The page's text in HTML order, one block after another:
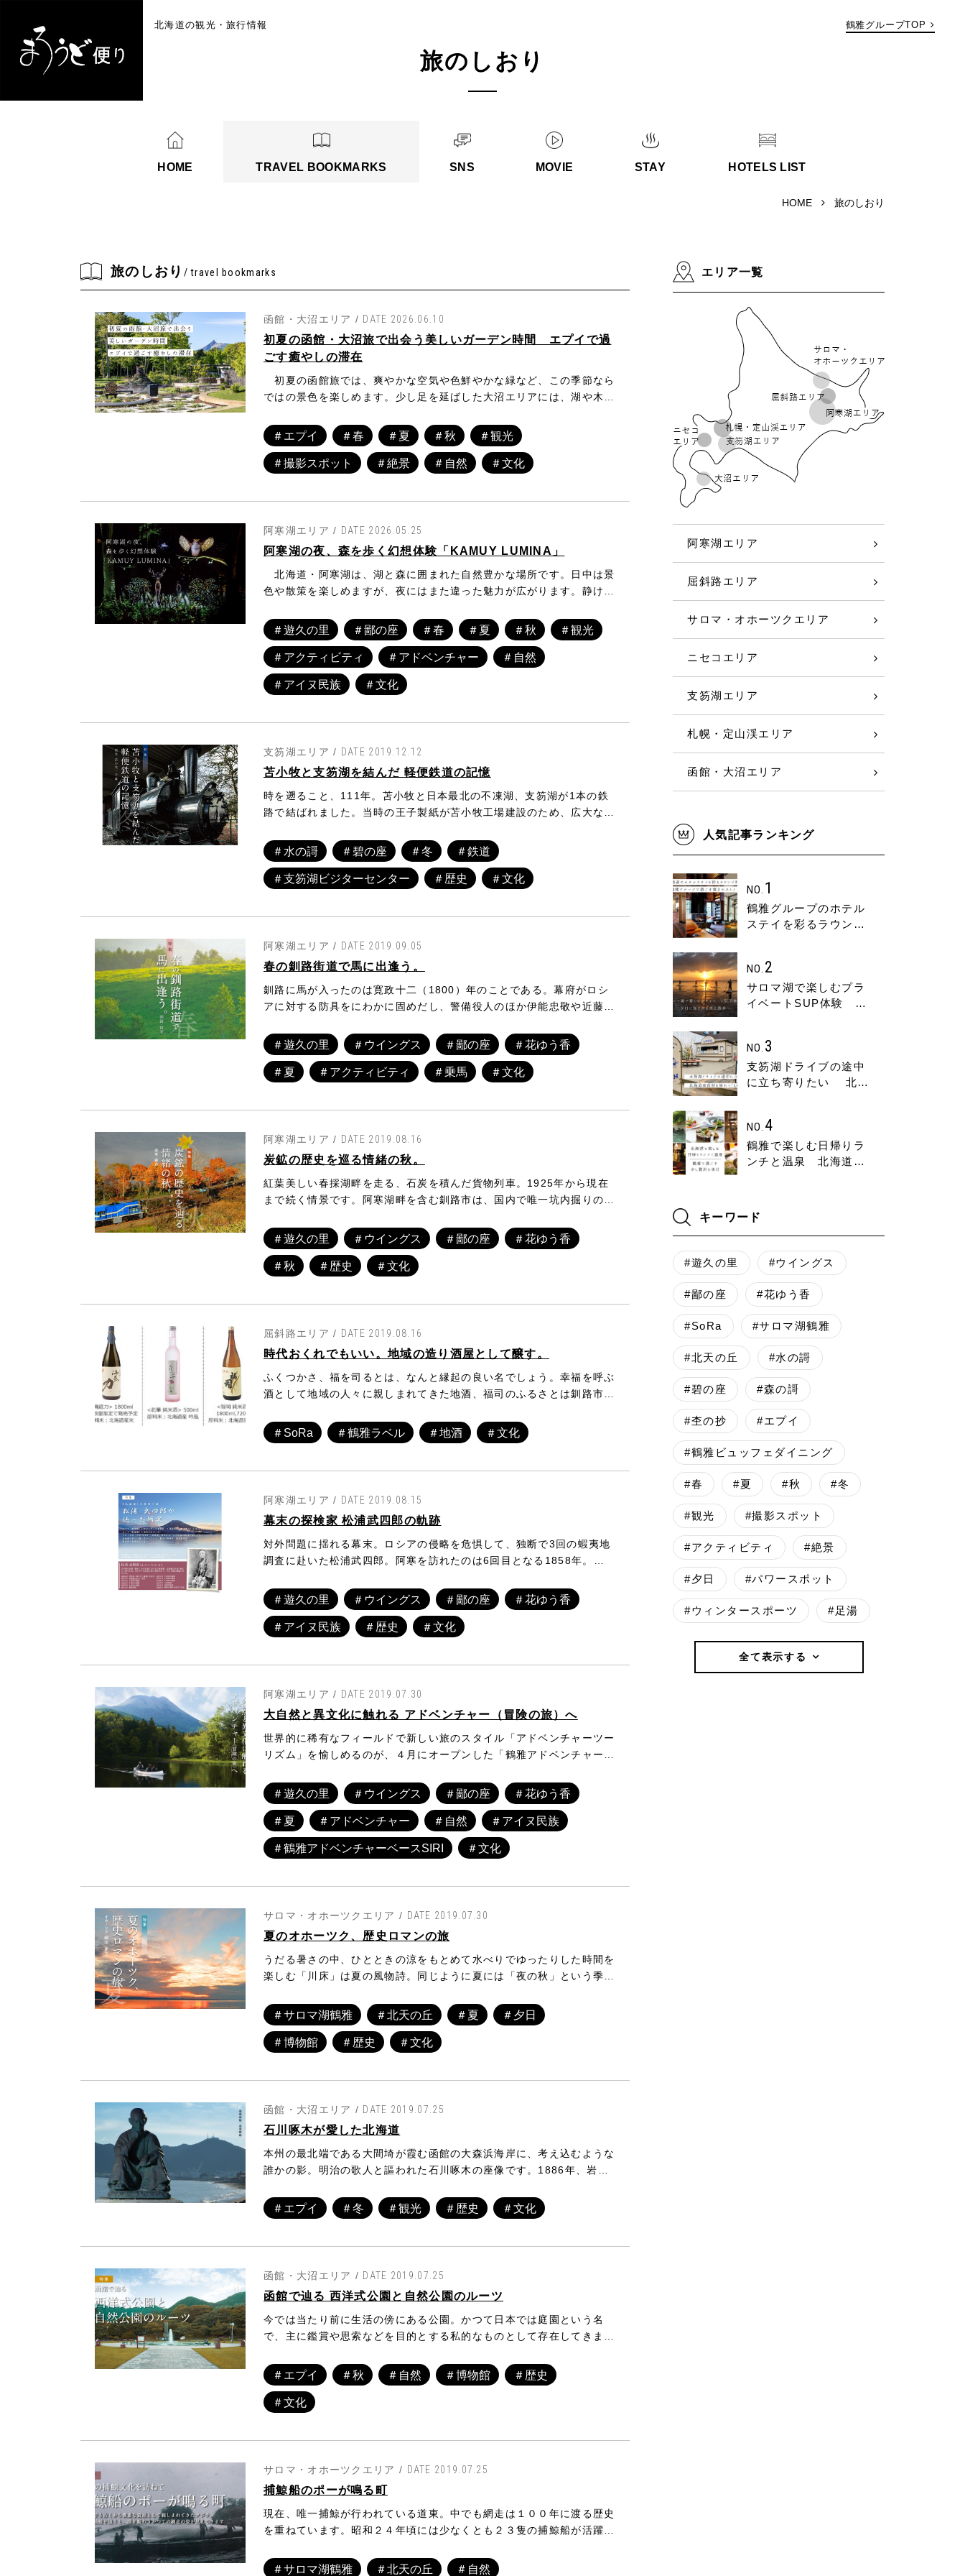
北海道の観光・旅行情報
旅のしおり
HOME TRAVEL BOOKMARKS SNS MOVIE STAY HOTELS LIST
鶴雅グループTOP
HOME 旅のしおり
エリア一覧
阿寒湖エリア
屈斜路エリア
サロマ・オホーツクエリア
ニセコエリア
支笏湖エリア
札幌・定山渓エリア
函館・大沼エリア
人気記事ランキング
NO. 1
鶴雅グループのホテル
ステイを彩るラウンジ
NO. 2
サロマ湖で楽しむプラ
イベートSUP体験 夕
NO. 3
支笏湖ドライブの途中
に立ち寄りたい 北海
「LOCH」
NO. 4
鶴雅で楽しむ日帰りラ
ンチと温泉 北海道で
キーワード
#遊久の里 #ウイングス
#鄙の座 #花ゆう香
#SoRa #サロマ湖鶴雅
#北天の丘 #水の謌
#碧の座 #森の謌
#杢の抄 #エプイ
#鶴雅ビュッフェダイニング
#春 #夏 #秋 #冬
#観光 #撮影スポット
#アクティビティ #絶景
#夕日 #パワースポット
#ウィンタースポーツ #足湯
全て表示する
旅のしおり / travel bookmarks
函館・大沼エリア / DATE 2026.06.10
初夏の函館・大沼旅で出会う美しいガーデン時間 エプイで過
ごす癒やしの滞在
初夏の函館旅では、爽やかな空気や色鮮やかな緑など、この季節なら
ではの景色を楽しめます。少し足を延ばした大沼エリアには、湖や木々
りとした時間が流れています。 そんな大沼の自然を身近に感じながら
滞在できるのが、「函館大沼 鶴雅リゾート エプイ」。季節の花々が彩
るガーデンを散策したり、自然を眺めながら思い思いの時間を過ごした
＃エプイ ＃春 ＃夏 ＃秋 ＃観光
＃撮影スポット ＃絶景 ＃自然 ＃文化
阿寒湖エリア / DATE 2026.05.25
阿寒湖の夜、森を歩く幻想体験「KAMUY LUMINA」
北海道・阿寒湖は、湖と森に囲まれた自然豊かな場所です。日中は景
色や散策を楽しめますが、夜にはまた違った魅力が広がります。静けさ
イトウォーク「KAMUY LUMINA（カムイルミナ）」です。
＃遊久の里 ＃鄙の座 ＃春 ＃夏 ＃秋 ＃観光
＃アクティビティ ＃アドベンチャー ＃自然
＃アイヌ民族 ＃文化
支笏湖エリア / DATE 2019.12.12
苫小牧と支笏湖を結んだ 軽便鉄道の記憶
時を遡ること、111年。苫小牧と日本最北の不凍湖、支笏湖が1本の鉄
路で結ばれました。当時の王子製紙が苫小牧工場建設のため、広大な原
まで北海道の製紙産業を陰で支え、1951(昭和26)年8月にその役目を
終えましたが、鉄路の跡はサイクリーングロードとなり、 機関車や支
笏湖の鉄橋は産業遺産に認定されています。人々の遠い記憶の中に眠る
＃水の謌 ＃碧の座 ＃冬 ＃鉄道
＃支笏湖ビジターセンター ＃歴史 ＃文化
阿寒湖エリア / DATE 2019.09.05
春の釧路街道で馬に出逢う。
釧路に馬が入ったのは寛政十二（1800）年のことである。幕府がロシ
アに対する防具をにわかに固めだし、警備役人のほか伊能忠敬や近藤重
きた馬が、蒙古馬を起源とする南部馬であったようだ。そして冬の間、
蝦夷地に放置されて寒さに適応していった元南部馬が、道産子（北海道
和種馬）の先祖ではないかと言われている。今年3月、道東自動車道が
強靭なDNAを感じるはずだ。名馬ゆかりの地、釧路市大楽毛の「神馬
事記念館」へは、阿寒ICからのアクセスが便利です。
＃遊久の里 ＃ウイングス ＃鄙の座 ＃花ゆう香
＃夏 ＃アクティビティ ＃乗馬 ＃文化
阿寒湖エリア / DATE 2019.08.16
炭鉱の歴史を巡る情緒の秋。
紅葉美しい春採湖畔を走る、石炭を積んだ貨物列車。1925年から現在
まで続く情景です。阿寒湖畔を含む釧路市は、国内で唯一坑内掘りの炭
多くの炭鉱が栄えており、阿寒町にあった雄別炭鉱もそのひとつ。国立
公園の指定を受けて温泉地として発展してきたこの阿寒には、炭鉱の姿
もあったのです。石炭は基幹産業として釧路地域発展の礎を築き、今も
＃遊久の里 ＃ウイングス ＃鄙の座 ＃花ゆう香
＃秋 ＃歴史 ＃文化
屈斜路エリア / DATE 2019.08.16
時代おくれでもいい。地域の造り酒屋として醸す。
ふくつかさ、福を司るとは、なんと縁起の良い名でしょう。幸福を呼ぶ
酒として地域の人々に親しまれてきた地酒、福司のふるさとは釧路市。
りされています。
＃SoRa ＃鶴雅ラベル ＃地酒 ＃文化
阿寒湖エリア / DATE 2019.08.15
幕末の探検家 松浦武四郎の軌跡
対外問題に揺れる幕末。ロシアの侵略を危惧して、独断で3回の蝦夷地
調査に赴いた松浦武四郎。阿寒を訪れたのは6回目となる1858年。幕
は「阿寒誌」「摩周誌」など8冊に記したものが箱館奉行に提出され、
のちに要点をまとめた紀行文「久摺日誌」として広く発行されました。
久摺日誌の中で武四郎は地理に詳しいアイヌを頼りに徒歩や舟で、釧路
持ち主だったのですね」と、北海道博物館で武四郎の研究をしている三
浦学芸員。久摺日誌で山中は常にけもの道で、時には草の根にしがみつ
った武四郎の感想は「果てしなく肥えた良い土地であり、決して不毛の
地ではない」と言わしめるほど。旅の中で書き残した風景には「続く山
流れている」など詩的な表現で記されている場所も多く、知るはずの阿
寒を見知らぬ異国のように感じさせます。また武四郎は阿寒湖畔の温泉
も旅の合間に楽しんでいます。日誌では「高さ30ｍ以上ある亀の甲羅
に似た赤い石から温泉が湧き、渓流の冷たい水と合わさって湯加減がぴ
ったり。3年分の疲れも消え失せるように思われる」とまとめていまし
＃遊久の里 ＃ウイングス ＃鄙の座 ＃花ゆう香
＃アイヌ民族 ＃歴史 ＃文化
阿寒湖エリア / DATE 2019.07.30
大自然と異文化に触れる アドベンチャー（冒険の旅）へ
世界的に稀有なフィールドで新しい旅のスタイル「アドベンチャーツー
リズム」を愉しめるのが、４月にオープンした「鶴雅アドベンチャーベ
の旅行スタイルを発信する基地（べース）で、阿寒摩周国立公園という
屈指の自然だけでなくアイヌ文化までを堪能できる、独自性の高い旅を
提供していきます。古の信仰が息づく絶景の森をエキスパートのガイド
の下、カジュアルに体験できる個性的なツアーが取り揃っています。
＃遊久の里 ＃ウイングス ＃鄙の座 ＃花ゆう香
＃夏 ＃アドベンチャー ＃自然 ＃アイヌ民族
＃鶴雅アドベンチャーベースSIRI ＃文化
サロマ・オホーツクエリア / DATE 2019.07.30
夏のオホーツク、歴史ロマンの旅
うだる暑さの中、ひとときの涼をもとめて水べりでゆったりした時間を
楽しむ「川床」は夏の風物詩。同じように夏には「夜の秋」という季題
じるほど涼しいと思わせる夜は、道東の夏ならではのこと。そんなどこ
かノスタルジーを感じさせる道東には、歴史を紐解くような大人の旅が
似合います。今回は道東に遺された遺跡からアイヌ文化よりも古いオホ
す。その存在が明らかになったのは１９１３年、理髪職人の米村喜男衛
（きおえ）氏によるものでした。考古学を独自に学んでいた米村氏は考
となります。アイヌ文化に非常に興味を抱くようになっていった米村氏
は「実際に北海道を見てきてはどうか」という鳥居氏のひと言で、仕事
旅は当時の列車で行ける北海道の最終地点、網走へとたどり着きます。
く新しい文化の足跡だと気が付いたのです。米村氏は最寄村で発見した
ことから「モヨロ文化」と命名。その後オホーツク海岸沿いに同様の痕
村衛さんによって今も研究が続けられています。
＃サロマ湖鶴雅 ＃北天の丘 ＃夏 ＃夕日
＃博物館 ＃歴史 ＃文化
函館・大沼エリア / DATE 2019.07.25
石川啄木が愛した北海道
本州の最北端である大間埼が霞む函館の大森浜海岸に、考え込むような
誰かの影。明治の歌人と謳われた石川啄木の座像です。1886年、岩手
助の影響を受けて文学に傾倒した啄木は、ゆかりのある岩手や北海道は
もちろん国内外でも広く知られる歌人となりました。彼はこう言い遺し
いう短すぎる生涯の中で彼は言葉通り、日常を綴った多くの詩を遺した
魅力について尋ねます。大火によって函館を後にした啄木は職を求めて
札幌から小樽へと移り、さらに当時の釧路新聞社（現・北海道新聞社）
の新聞記者として働くことになります。あまり良い思い出がなかったと
朴さんに語っていただきました。
＃エプイ ＃冬 ＃観光 ＃歴史 ＃文化
函館・大沼エリア / DATE 2019.07.25
函館で辿る 西洋式公園と自然公園のルーツ
今では当たり前に生活の傍にある公園。かつて日本では庭園という名
で、主に鑑賞や思索などを目的とする私的なものとして存在してきまし
念は外国人によって持ち込まれ、外国人専用運動場として神戸に開設さ
れた外国人居留遊園が日本で最初の公園です。その後、太政官による布
達が発された明治6年から明治20年頃までを公園創設期とすると、全国
＃エプイ ＃秋 ＃自然 ＃博物館 ＃歴史
＃文化
サロマ・オホーツクエリア / DATE 2019.07.25
捕鯨船のポーが鳴る町
現在、唯一捕鯨が行われている道東。中でも網走は１００年に渡る歴史
を重ねています。昭和２４年頃には少なくとも２３隻の捕鯨船が活躍
ー」の音は、子どもから大人までが解体場に走り寄り、賑わいを告げる
＃サロマ湖鶴雅 ＃北天の丘 ＃自然